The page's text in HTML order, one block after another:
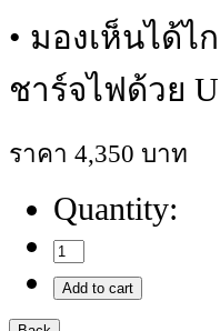
• มองเห็นได้ไ
ชาร์จไฟด้วย
ราคา 4,350 บาท
Quantity: